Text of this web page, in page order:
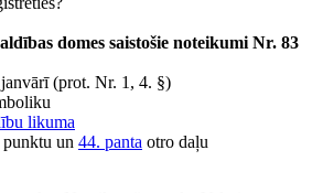
domes saistošie noteikumi Nr. 83
(prot. Nr. 1, 4. §)
likuma
punktu un 44. panta otro daļu